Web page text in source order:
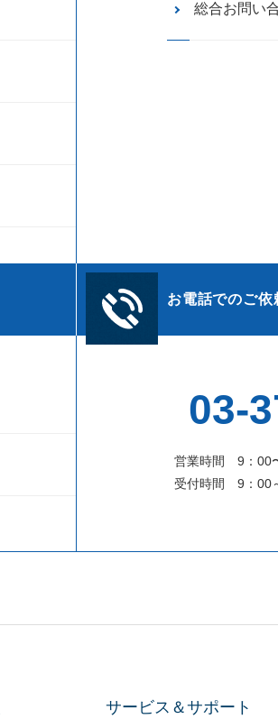
総合お問い
お電話でのご
03-
営業時間 9：00
受付時間 9：00
サービス＆サポート